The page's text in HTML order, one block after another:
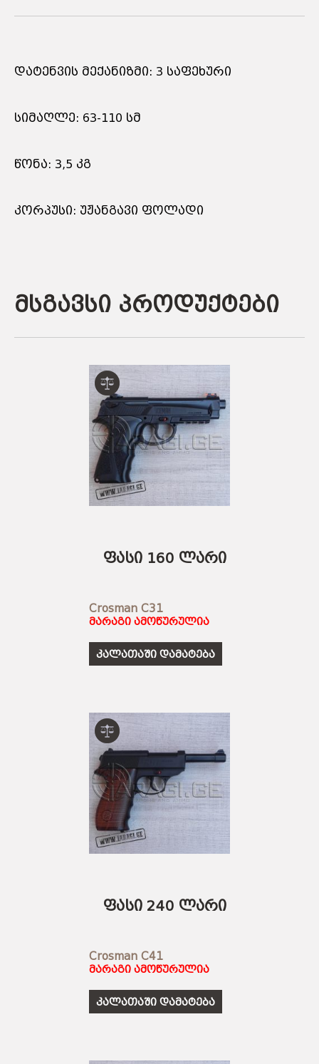
დატენვის მექანიზმი: 3 საფეხური
სიმაღლე: 63-110 სმ
წონა: 3,5 კგ
კორპუსი: უჟანგავი ფოლადი
მსგავსი პროდუქტები
ფასი 160 ლარი
Crosman C31
მარაგი ამოწურულია
კალათაში დამატება
ფასი 240 ლარი
Crosman C41
მარაგი ამოწურულია
კალათაში დამატება